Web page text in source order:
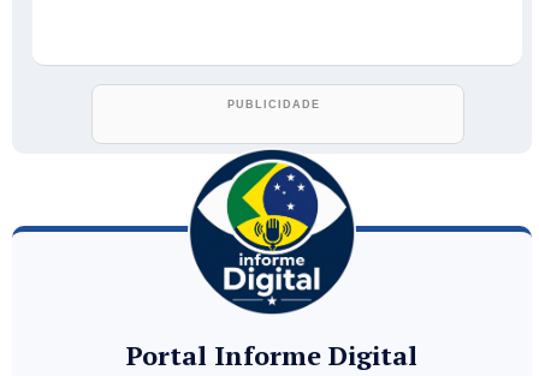
Portal Informe Digital